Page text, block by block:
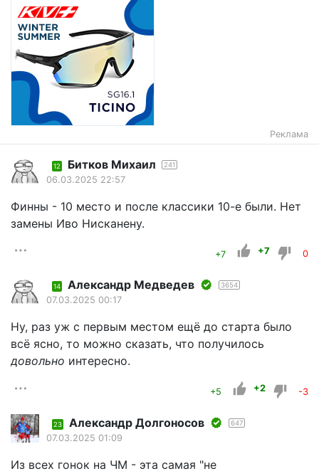
Реклама
12 Битков Михаил 241
06.03.2025 22:57
Финны - 10 место и после классики 10-е были. Нет
замены Иво Нисканену.
+7 +7 0
14 Александр Медведев 3654
07.03.2025 00:17
Ну, раз уж с первым местом ещё до старта было
всё ясно, то можно сказать, что получилось
довольно интересно.
+5 +2 -3
23 Александр Долгоносов 647
07.03.2025 01:09
Из всех гонок на ЧМ - эта самая "не